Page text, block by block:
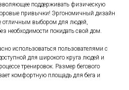
поддерживать физическую
привычки! Эргономичный дизайн
отличным выбором для людей,
необходимости покидать свой дом.
использоваться пользователями с
для широкого круга людей и
тренировок. Размер бегового
комфортную площадь для бега и